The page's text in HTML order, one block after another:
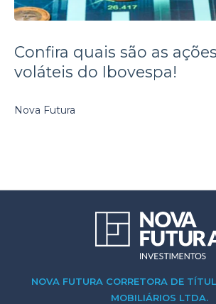
Confira quais são as
voláteis do Ibovespa!
Nova Futura
NOVA FUTURA CORRETORA DE
MOBILIÁRIOS LTDA.